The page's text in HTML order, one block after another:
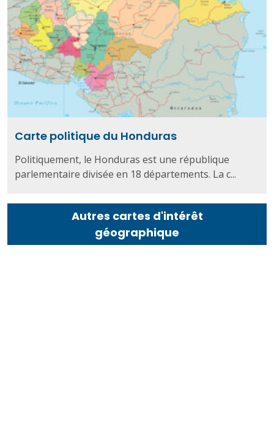
Carte politique du Honduras
Politiquement, le Honduras est une république
parlementaire divisée en 18 départements. La c...
Autres cartes d'intérêt
géographique